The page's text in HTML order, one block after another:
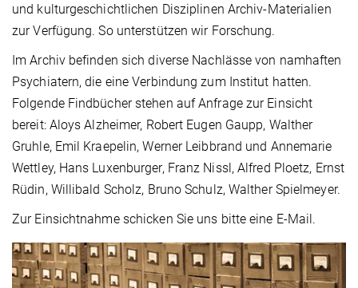
und kulturgeschichtlichen Disziplinen Archiv-Materialien
zur Verfügung. So unterstützen wir Forschung.
Im Archiv befinden sich diverse Nachlässe von namhaften
Psychiatern, die eine Verbindung zum Institut hatten.
Folgende Findbücher stehen auf Anfrage zur Einsicht
bereit: Aloys Alzheimer, Robert Eugen Gaupp, Walther
Gruhle, Emil Kraepelin, Werner Leibbrand und Annemarie
Wettley, Hans Luxenburger, Franz Nissl, Alfred Ploetz, Ernst
Rüdin, Willibald Scholz, Bruno Schulz, Walther Spielmeyer.
Zur Einsichtnahme schicken Sie uns bitte eine E-Mail.